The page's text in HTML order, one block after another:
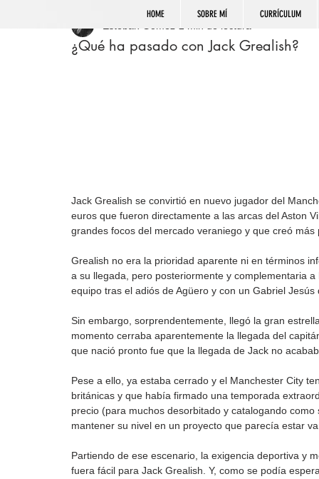
¿Qué ha pasado con Jack Grealish?
Jack Grealish se convirtió en nuevo jugador del
euros que fueron directamente a las arcas del Aston
grandes focos del mercado veraniego y que creó
Grealish no era la prioridad aparente ni en términos
a su llegada, pero posteriormente y complementaria
equipo tras el adiós de Agüero y con un Gabriel
Sin embargo, sorprendentemente, llegó la gran
momento cerraba aparentemente la llegada del
que nació pronto fue que la llegada de Jack no
Pese a ello, ya estaba cerrado y el Manchester City
británicas y que había firmado una temporada
precio (para muchos desorbitado y catalogando
mantener su nivel en un proyecto que parecía estar
Partiendo de ese escenario, la exigencia deportiva y
fuera fácil para Jack Grealish. Y, como se podía
HOME SOBRE MÍ CURRÍCULUM